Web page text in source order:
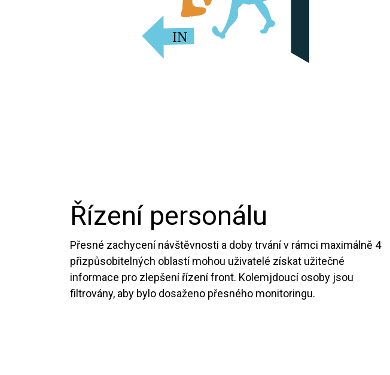
Řízení personálu
Přesné zachycení návštěvnosti a doby trvání v rámci maximálně 4
přizpůsobitelných oblastí mohou uživatelé získat užitečné
informace pro zlepšení řízení front. Kolemjdoucí osoby jsou
filtrovány, aby bylo dosaženo přesného monitoringu.